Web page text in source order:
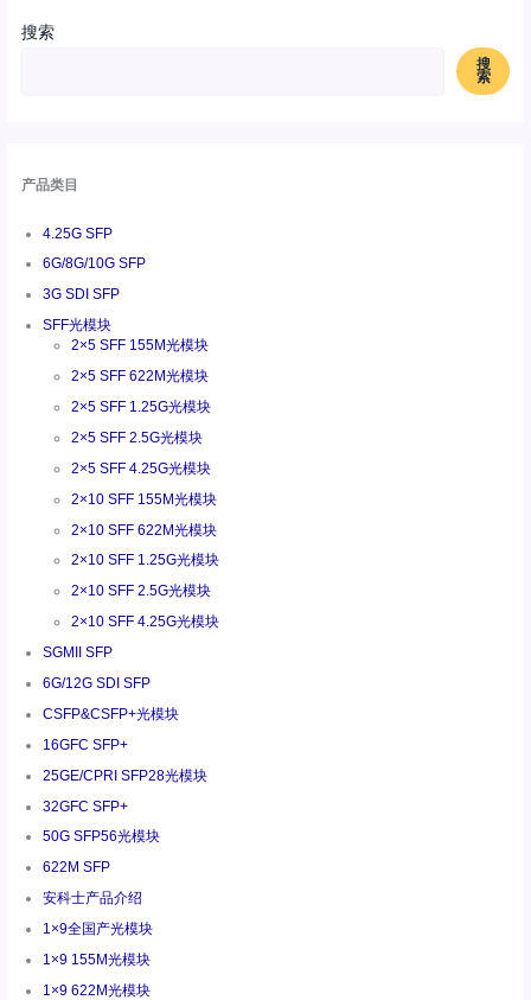
搜索
搜
索
产品类目
4.25G SFP
6G/8G/10G SFP
3G SDI SFP
SFF光模块
2×5 SFF 155M光模块
2×5 SFF 622M光模块
2×5 SFF 1.25G光模块
2×5 SFF 2.5G光模块
2×5 SFF 4.25G光模块
2×10 SFF 155M光模块
2×10 SFF 622M光模块
2×10 SFF 1.25G光模块
2×10 SFF 2.5G光模块
2×10 SFF 4.25G光模块
SGMII SFP
6G/12G SDI SFP
CSFP&CSFP+光模块
16GFC SFP+
25GE/CPRI SFP28光模块
32GFC SFP+
50G SFP56光模块
622M SFP
安科士产品介绍
1×9全国产光模块
1×9 155M光模块
1×9 622M光模块